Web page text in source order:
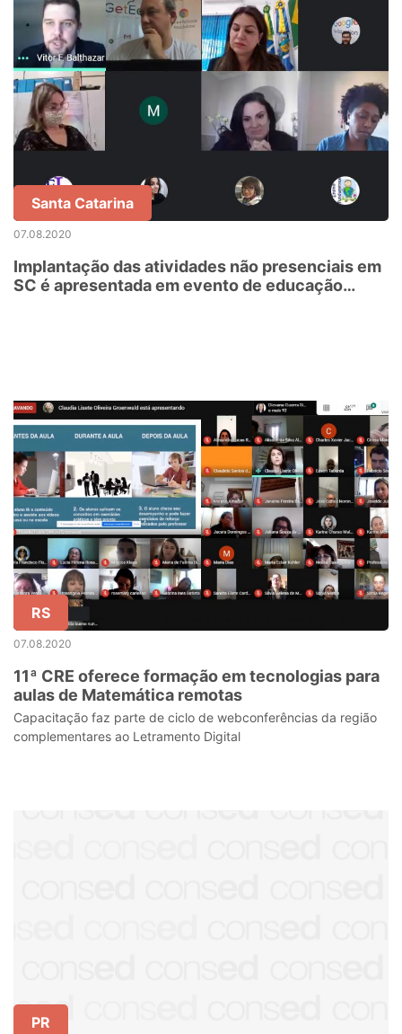
Santa Catarina
07.08.2020
Implantação das atividades não presenciais em
SC é apresentada em evento de educação
RS
07.08.2020
11ª CRE oferece formação em tecnologias para
aulas de Matemática remotas
Capacitação faz parte de ciclo de webconferências da região
complementares ao Letramento Digital
PR